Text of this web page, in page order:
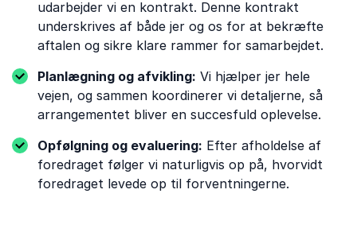
udarbejder vi en kontrakt. Denne kontrakt
underskrives af både jer og os for at bekræfte
aftalen og sikre klare rammer for samarbejdet.
Planlægning og afvikling: Vi hjælper jer hele
vejen, og sammen koordinerer vi detaljerne, så
arrangementet bliver en succesfuld oplevelse.
Opfølgning og evaluering: Efter afholdelse af
foredraget følger vi naturligvis op på, hvorvidt
foredraget levede op til forventningerne.